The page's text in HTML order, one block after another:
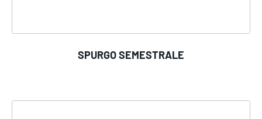
SPURGO SEMESTRALE